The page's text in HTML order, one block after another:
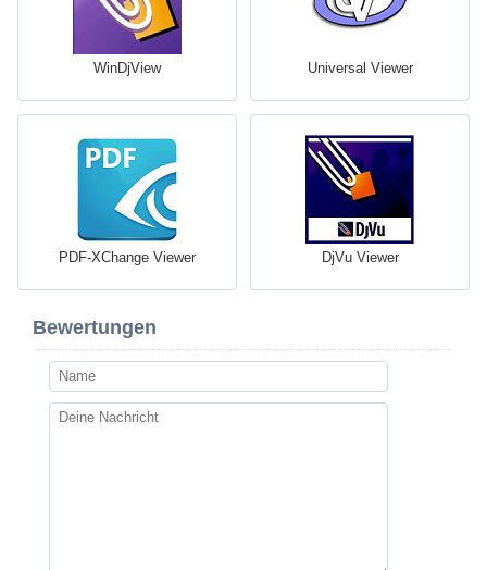
WinDjView Universal Viewer
PDF-XChange Viewer DjVu Viewer
Bewertungen